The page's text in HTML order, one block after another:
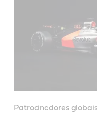
Patrocinadores